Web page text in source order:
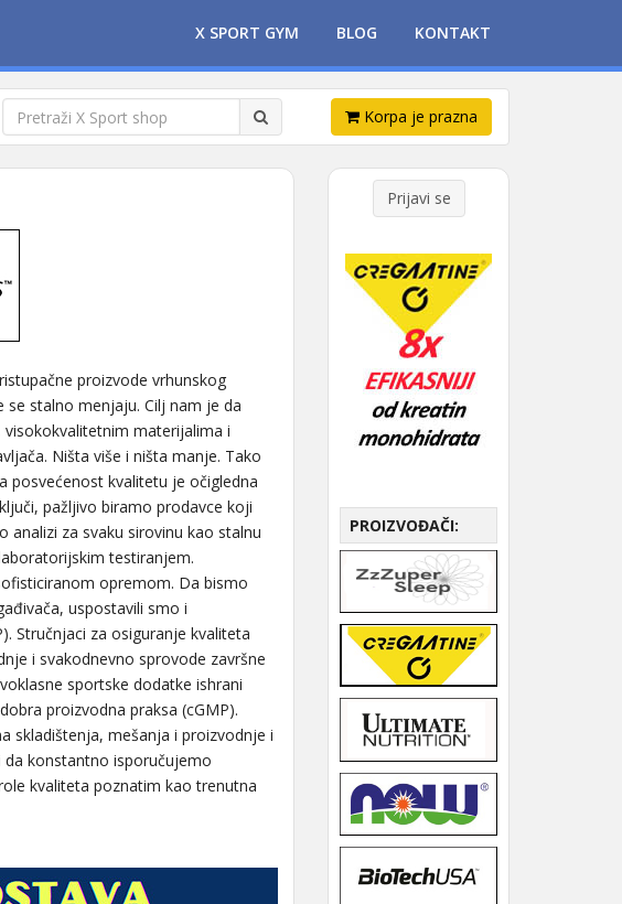
X SPORT GYM BLOG KONTAKT
Korpa je prazna
proizvode vrhunskog
stalno menjaju. Cilj nam je da
materijalima i
Ništa više i ništa manje. Tako
posvećenost kvalitetu je očigledna
pažljivo biramo prodavce koji
analizi za svaku sirovinu kao stalnu
testiranjem.
opremom. Da bismo
uspostavili smo i
Stručnjaci za osiguranje kvaliteta
i svakodnevno sprovode završne
sportske dodatke ishrani
proizvodna praksa (cGMP).
skladištenja, mešanja i proizvodnje i
konstantno isporučujemo
kvaliteta poznatim kao trenutna
Prijavi se
PROIZVOĐAČI: